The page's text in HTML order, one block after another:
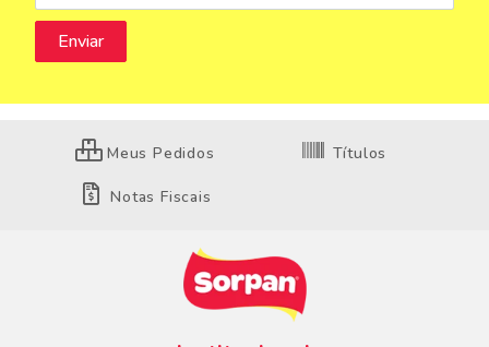
Meus Pedidos Títulos
Notas Fiscais